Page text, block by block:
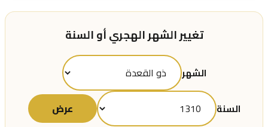
تغيير الشهر الهجري أو السنة
الشهر
السنة عرض